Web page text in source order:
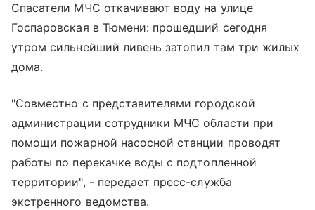
Спасатели МЧС откачивают воду на улице
Госпаровская в Тюмени: прошедший сегодня
утром сильнейший ливень затопил там три жилых
дома.
"Совместно с представителями городской
администрации сотрудники МЧС области при
помощи пожарной насосной станции проводят
работы по перекачке воды с подтопленной
территории", - передает пресс-служба
экстренного ведомства.